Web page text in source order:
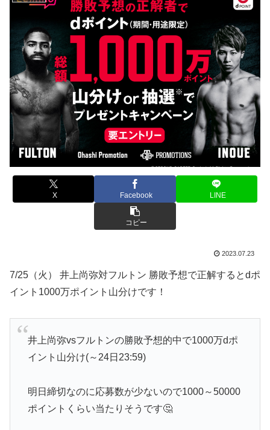
X Facebook LINE
コピー
2023.07.23
7/25（火） 井上尚弥対フルトン 勝敗予想で正解するとdポ
イント1000万ポイント山分けです！
井上尚弥vsフルトンの勝敗予想的中で1000万dポ
イント山分け(～24日23:59)
明日締切なのに応募数が少ないので1000～50000
ポイントくらい当たりそうです🤔